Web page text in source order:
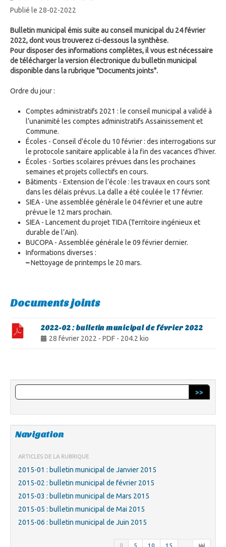
Publié le 28-02-2022
Bulletin municipal émis suite au conseil municipal du 24 février
2022, dont vous trouverez ci-dessous la synthèse.
Pour disposer des informations complètes, il vous est nécessaire
de télécharger la version électronique du bulletin municipal
disponible dans la rubrique "Documents joints".
Ordre du jour :
Comptes administratifs 2021 : le conseil municipal a validé à
l’unanimité les comptes administratifs Assainissement et
Commune.
Écoles - Conseil d’école du 10 février : des interrogations sur
le protocole sanitaire applicable à la fin des vacances d’hiver.
Écoles - Sorties scolaires prévues dans les prochaines
semaines et projets collectifs en cours.
Bâtiments - Extension de l’école : les travaux en cours sont
dans les délais prévus. La dalle a été coulée le 17 février.
SIEA - Une assemblée générale le 04 février et une autre
prévue le 12 mars prochain.
SIEA - Lancement du projet TIDA (Territoire ingénieux et
durable de l’Ain).
BUCOPA - Assemblée générale le 09 février dernier.
Informations diverses :
–Nettoyage de printemps le 20 mars.
Documents joints
2022-02 : bulletin municipal de février 2022
28 février 2022 - PDF - 204.2 kio
>>
Navigation
ARTICLES DE LA RUBRIQUE
2015-01 : bulletin municipal de Janvier 2015
2015-02 : bulletin municipal de février 2015
2015-03 : bulletin municipal de Mars 2015
2015-05 : bulletin municipal de Mai 2015
2015-06 : bulletin municipal de Juin 2015
0 5 10 15